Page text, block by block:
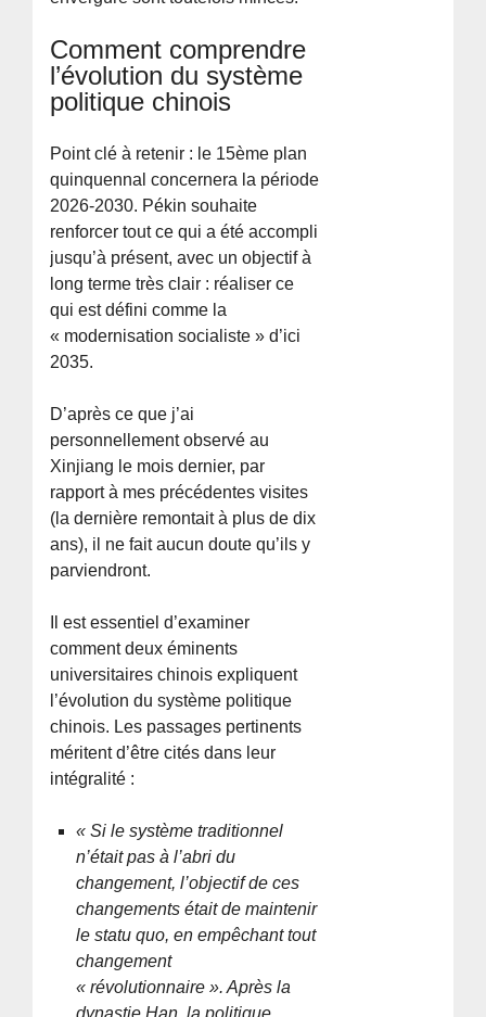
Comment comprendre
l’évolution du système
politique chinois
Point clé à retenir : le 15ème plan
quinquennal concernera la période
2026-2030. Pékin souhaite
renforcer tout ce qui a été accompli
jusqu’à présent, avec un objectif à
long terme très clair : réaliser ce
qui est défini comme la
« modernisation socialiste » d’ici
2035.
D’après ce que j’ai
personnellement observé au
Xinjiang le mois dernier, par
rapport à mes précédentes visites
(la dernière remontait à plus de dix
ans), il ne fait aucun doute qu’ils y
parviendront.
Il est essentiel d’examiner
comment deux éminents
universitaires chinois expliquent
l’évolution du système politique
chinois. Les passages pertinents
méritent d’être cités dans leur
intégralité :
« Si le système traditionnel
n’était pas à l’abri du
changement, l’objectif de ces
changements était de maintenir
le statu quo, en empêchant tout
changement
« révolutionnaire ». Après la
dynastie Han, la politique